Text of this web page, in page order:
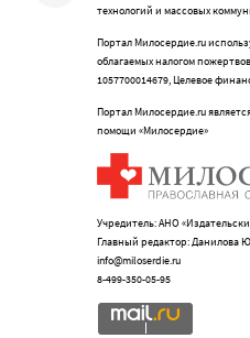
технологий и массовых
Портал Милосердие.ru
облагаемых налогом
1057700014679, Целевое
Портал Милосердие.ru
помощи «Милосердие»
Учредитель: АНО
Главный редактор: Данилова
info@miloserdie.ru
8-499-350-05-95